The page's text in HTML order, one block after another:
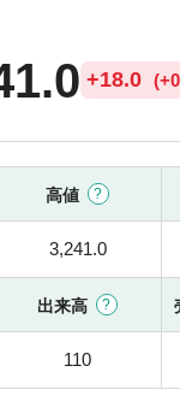
+18.0 (+
高値
3,241.0
出来高
110